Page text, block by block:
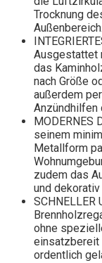
Trocknung
Außenbereich.
Ausgestattet
das
nach Größe
außerdem
Anzündhilfen
MODERNES
seinem
Metallform
zudem das
und
SCHNELLER
ohne
einsatzbereit
ordentlich